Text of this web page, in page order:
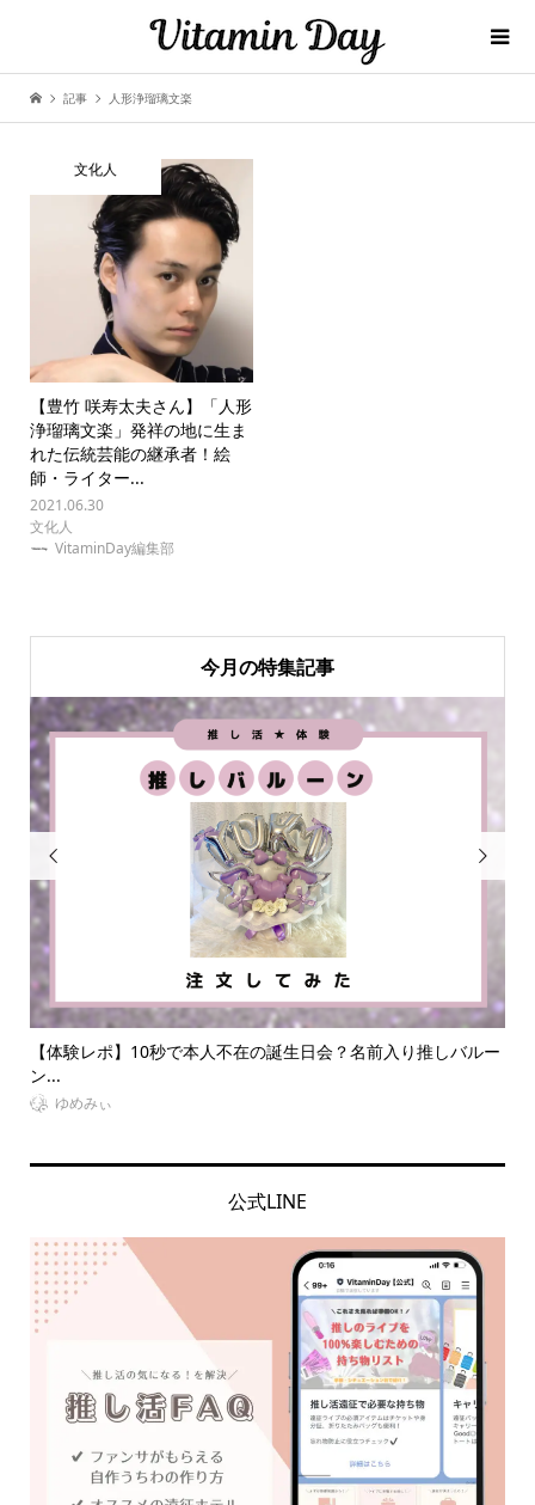
記事 人形浄瑠璃文楽
文化人
【豊竹 咲寿太夫さん】「人形
浄瑠璃文楽」発祥の地に生ま
れた伝統芸能の継承者！絵
師・ライター...
2021.06.30
文化人
VitaminDay編集部
今月の特集記事

【体験レポ】10秒で本人不在の誕生日会？名前入り推しバルー
ン...
ゆめみぃ

公式LINE